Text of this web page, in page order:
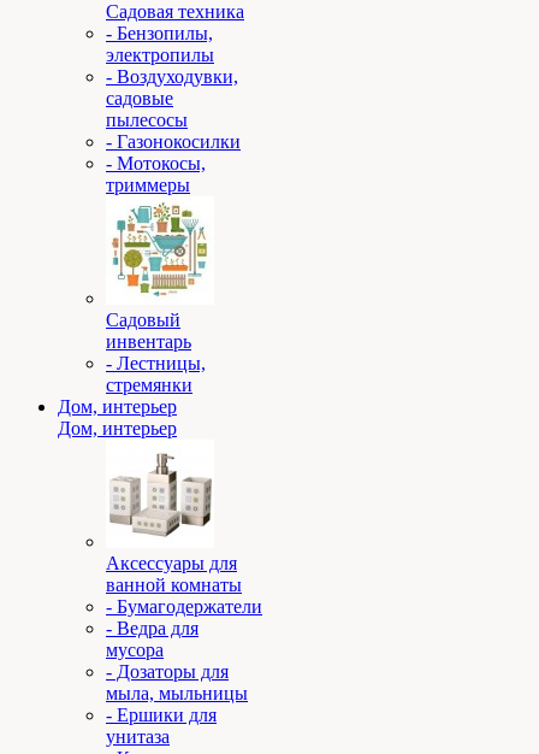
Садовая техника
- Бензопилы,
электропилы
- Воздуходувки,
садовые
пылесосы
- Газонокосилки
- Мотокосы,
триммеры
Садовый
инвентарь
- Лестницы,
стремянки
Дом, интерьер
Дом, интерьер
Аксессуары для
ванной комнаты
- Бумагодержатели
- Ведра для
мусора
- Дозаторы для
мыла, мыльницы
- Ершики для
унитаза